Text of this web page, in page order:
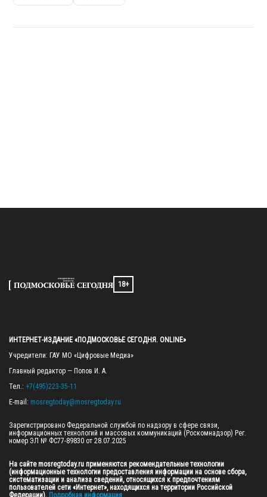
18+
ИНТЕРНЕТ-ИЗДАНИЕ «ПОДМОСКОВЬЕ СЕГОДНЯ. ONLINE»
Учредители: ГАУ МО «Цифровые Медиа»
Главный редактор — Попов И. А.
Тел.: +7(495)223-35-11
E-mail: mosregtoday@mosregtoday.ru
Зарегистрировано Федеральной службой по надзору в сфере связи,
информационных технологий и массовых коммуникаций (Роскомнадзор) Рег.
номер ЭЛ № ФС77-89830 от 28.07.2025
На сайте mosregtoday.ru применяются рекомендательные технологии
(информационные технологии предоставления информации на основе сбора,
систематизации и анализа сведений, относящихся к предпочтениям
пользователей сети «Интернет», находящихся на территории Российской
Федерации). Подробная информация